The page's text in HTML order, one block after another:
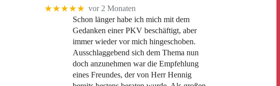
★★★★★ vor 2 Monaten
Schon länger habe ich mich mit dem
Gedanken einer PKV beschäftigt, aber
immer wieder vor mich hingeschoben.
Ausschlaggebend sich dem Thema nun
doch anzunehmen war die Empfehlung
eines Freundes, der von Herr Hennig